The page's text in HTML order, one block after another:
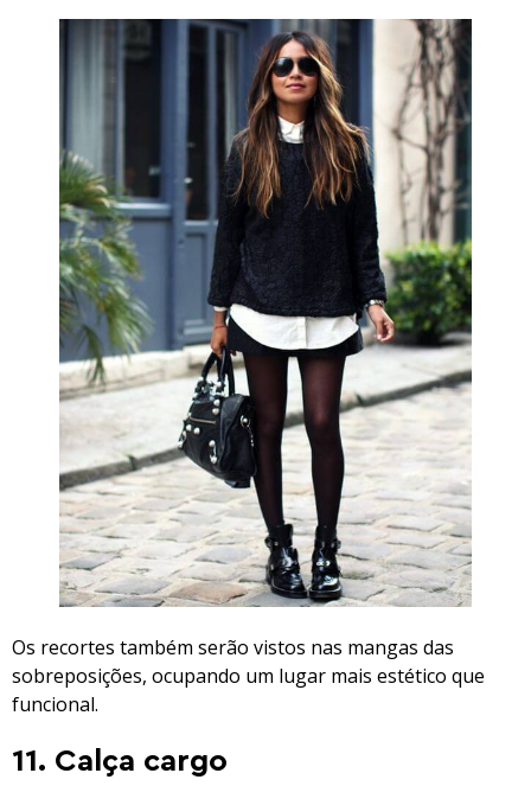
Os recortes também serão vistos nas mangas das
sobreposições, ocupando um lugar mais estético que
funcional.
11. Calça cargo